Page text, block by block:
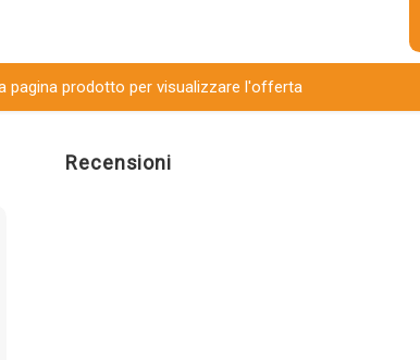
pagina prodotto per visualizzare l'offerta
Recensioni